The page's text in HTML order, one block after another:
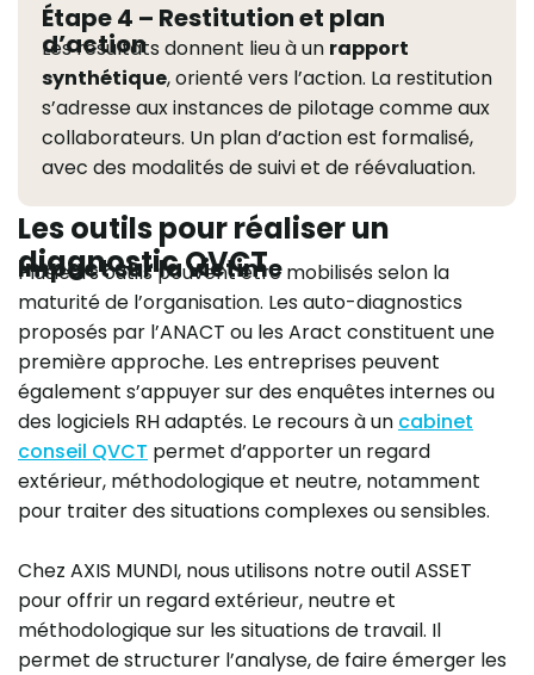
Étape 4 – Restitution et plan
d’action
Les résultats donnent lieu à un rapport
synthétique, orienté vers l’action. La restitution
s’adresse aux instances de pilotage comme aux
collaborateurs. Un plan d’action est formalisé,
avec des modalités de suivi et de réévaluation.
Les outils pour réaliser un
diagnostic QVCT
Impact sur la victime
Plusieurs outils peuvent être mobilisés selon la
maturité de l’organisation. Les auto-diagnostics
proposés par l’ANACT ou les Aract constituent une
première approche. Les entreprises peuvent
également s’appuyer sur des enquêtes internes ou
des logiciels RH adaptés. Le recours à un cabinet
conseil QVCT permet d’apporter un regard
extérieur, méthodologique et neutre, notamment
pour traiter des situations complexes ou sensibles.
Chez AXIS MUNDI, nous utilisons notre outil ASSET
pour offrir un regard extérieur, neutre et
méthodologique sur les situations de travail. Il
permet de structurer l’analyse, de faire émerger les